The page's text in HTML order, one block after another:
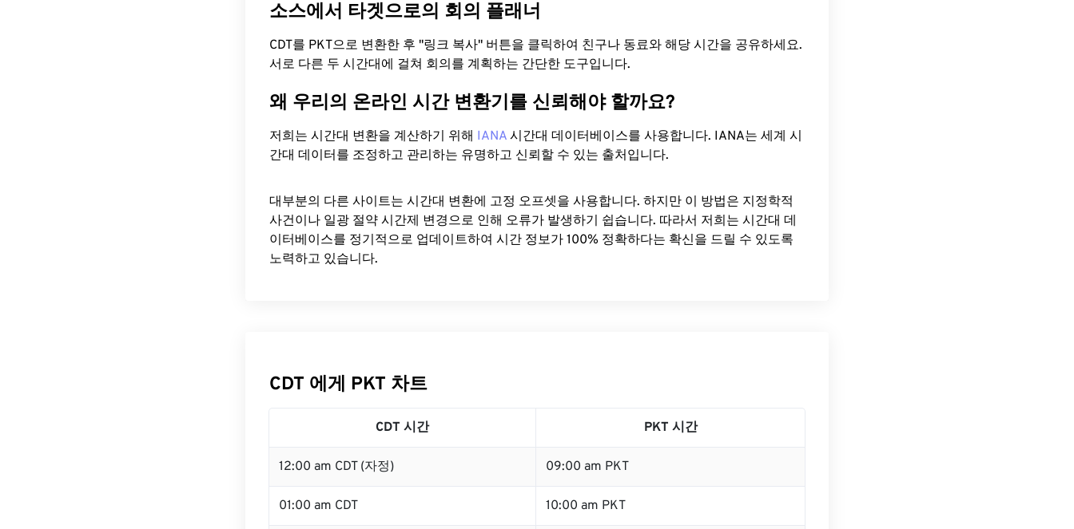
소스에서 타겟으로의 회의 플래너
CDT를 PKT으로 변환한 후 "링크 복사" 버튼을 클릭하여 친구나 동료와 해당 시간을 공유하세요.
서로 다른 두 시간대에 걸쳐 회의를 계획하는 간단한 도구입니다.
왜 우리의 온라인 시간 변환기를 신뢰해야 할까요?
저희는 시간대 변환을 계산하기 위해 IANA 시간대 데이터베이스를 사용합니다. IANA는 세계 시
간대 데이터를 조정하고 관리하는 유명하고 신뢰할 수 있는 출처입니다.
대부분의 다른 사이트는 시간대 변환에 ​​고정 오프셋을 사용합니다. 하지만 이 방법은 지정학적
사건이나 일광 절약 시간제 변경으로 인해 오류가 발생하기 쉽습니다. 따라서 저희는 시간대 데
이터베이스를 정기적으로 업데이트하여 시간 정보가 100% 정확하다는 확신을 드릴 수 있도록
노력하고 있습니다.
CDT 에게 PKT 차트
CDT 시간 PKT 시간
12:00 am CDT (자정) 09:00 am PKT
01:00 am CDT 10:00 am PKT